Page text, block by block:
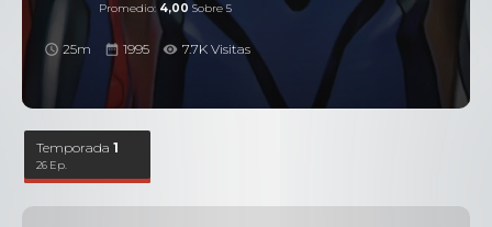
Promedio: 4,00 Sobre 5
25m 1995 7.7K Visitas
Temporada1
26 Ep.